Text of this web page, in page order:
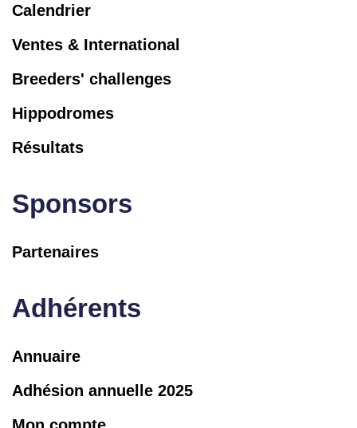
Calendrier
Ventes & International
Breeders' challenges
Hippodromes
Résultats
Sponsors
Partenaires
Adhérents
Annuaire
Adhésion annuelle 2025